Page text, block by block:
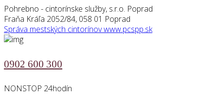
Pohrebno - cintorínske služby, s.r.o. Poprad
Fraňa Kráľa 2052/84, 058 01 Poprad
Správa mestských cintorínovwww.pcspp.sk
0902 600 300
NONSTOP 24hodín